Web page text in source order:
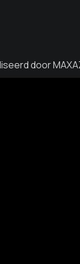
door